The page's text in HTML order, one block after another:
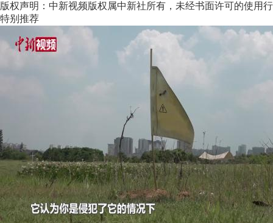
版权声明：中新视频版权属中新社所有，未经书面许可的使用
特别推荐